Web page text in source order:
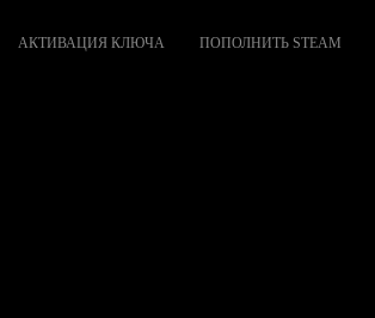
АКТИВАЦИЯ КЛЮЧА ПОПОЛНИТЬ STEAM